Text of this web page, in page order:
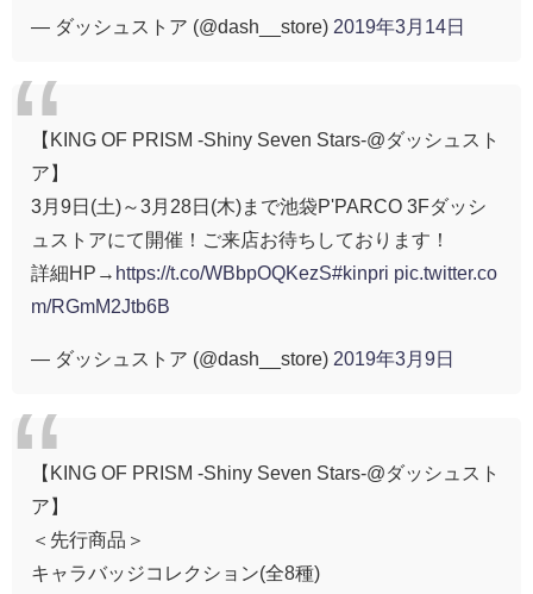
— ダッシュストア (@dash__store) 2019年3月14日
【KING OF PRISM -Shiny Seven Stars-@ダッシュスト
ア】
3月9日(土)～3月28日(木)まで池袋P'PARCO 3Fダッシ
ュストアにて開催！ご来店お待ちしております！
詳細HP→ https://t.co/WBbpOQKezS#kinpri pic.twitter.co
m/RGmM2Jtb6B
— ダッシュストア (@dash__store) 2019年3月9日
【KING OF PRISM -Shiny Seven Stars-@ダッシュスト
ア】
＜先行商品＞
キャラバッジコレクション(全8種)